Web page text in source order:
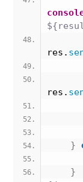
res.
res.
}
}